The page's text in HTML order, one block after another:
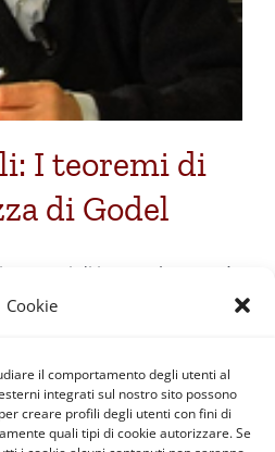
Cookie
il comportamento degli utenti al
integrati sul nostro sito possono
per creare profili degli utenti con fini di
quali tipi di cookie autorizzare. Se
I teoremi di
di Godel
teoremi di incompletezza, è
logici di tutti i tempi
2009 | Categorie:Filosofia e
matematica